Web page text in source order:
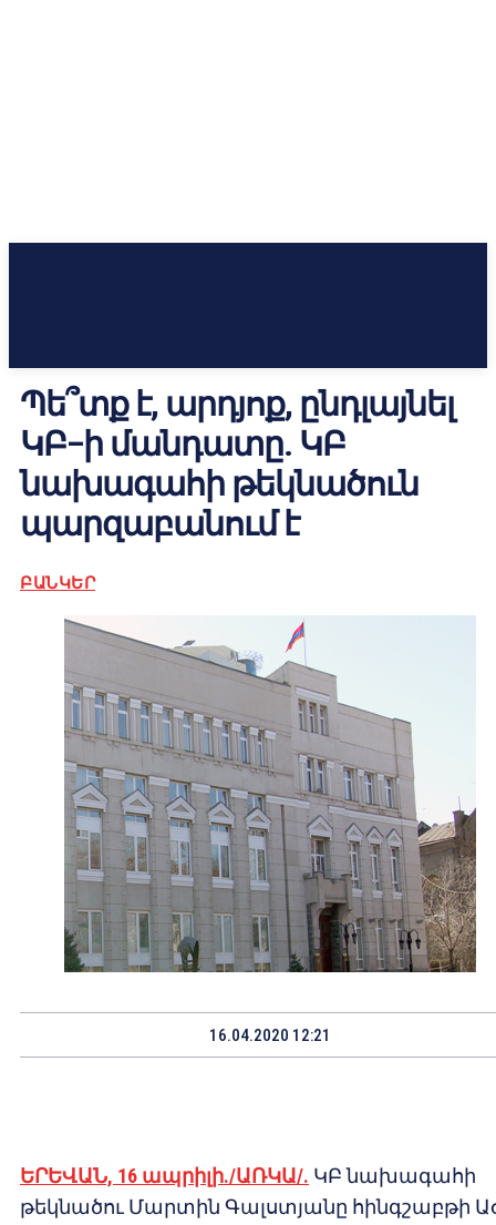
Պե՞տք է, արդյոք, ընդլայնել
ԿԲ–ի մանդատը. ԿԲ
նախագահի թեկնածուն
պարզաբանում է
ԲԱՆԿԵՐ
16.04.2020 12:21
ԵՐԵՎԱՆ, 16 ապրիլի./ԱՌԿԱ/. ԿԲ նախագահի
թեկնածու Մարտին Գալստյանը հինգշաբթի